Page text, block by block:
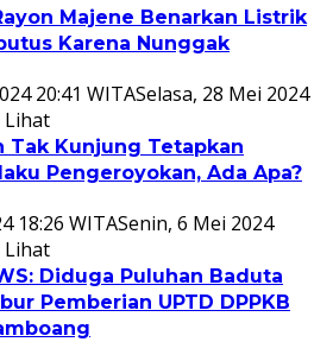
Majene Benarkan Listrik
Karena Nunggak
20:41 WITASelasa, 28 Mei 2024
Lihat
Tak Kunjung Tetapkan
Pengeroyokan, Ada Apa?
18:26 WITASenin, 6 Mei 2024
Lihat
Diduga Puluhan Baduta
Pemberian UPTD DPPKB